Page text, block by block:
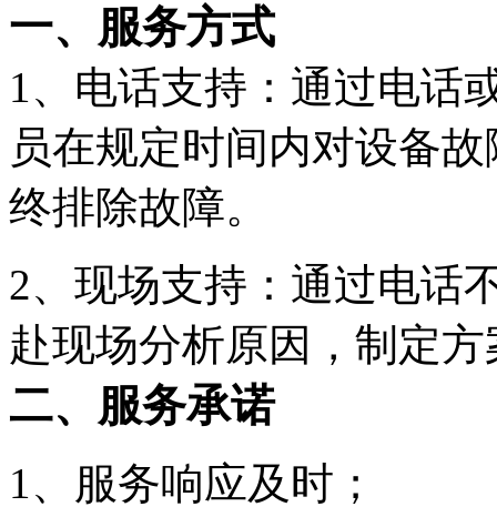
一、服务方式
1、电话支持：通过电话
员在规定时间内对设备
终排除故障。
2、现场支持：通过电话
赴现场分析原因，制定
二、服务承诺
1、服务响应及时；